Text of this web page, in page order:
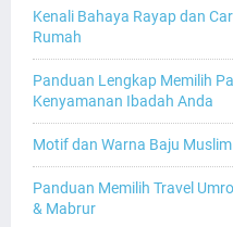
Kenali Bahaya Rayap dan
Rumah
Panduan Lengkap Memilih
Kenyamanan Ibadah Anda
Motif dan Warna Baju
Panduan Memilih Travel
& Mabrur